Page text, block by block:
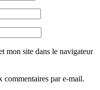
mon site dans le navigateur
commentaires par e-mail.